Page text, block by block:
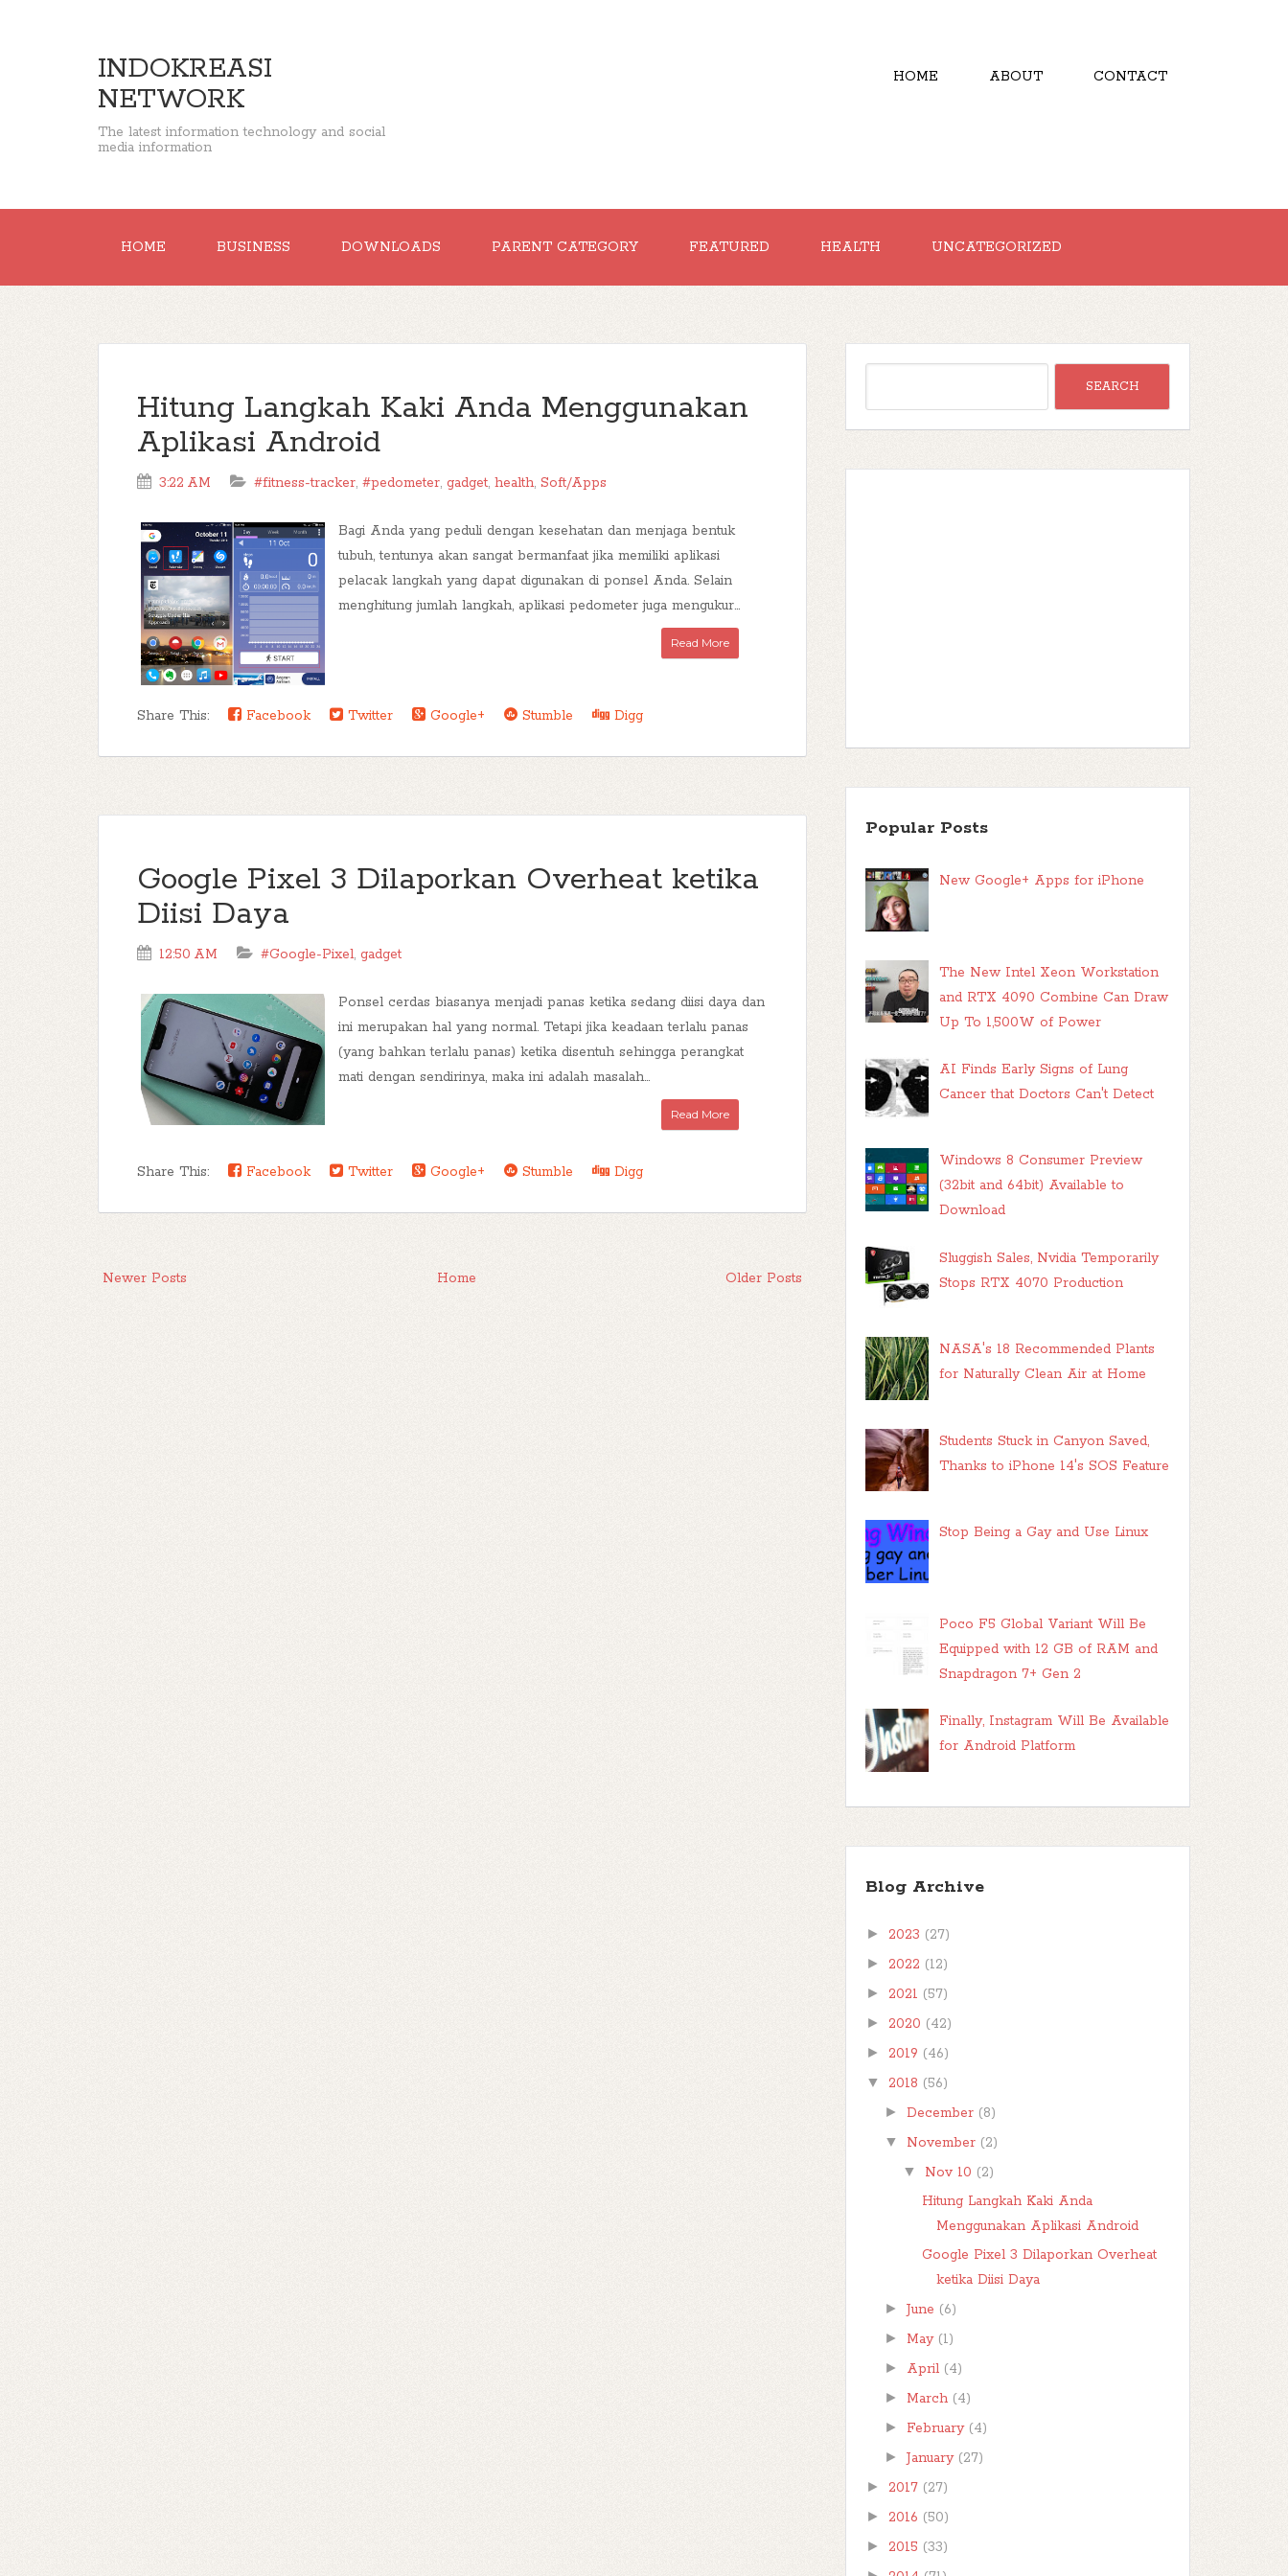
INDOKREASI
NETWORK
The latest information technology and social
media information
HOME ABOUT CONTACT
HOME BUSINESS DOWNLOADS PARENT CATEGORY FEATURED HEALTH UNCATEGORIZED
Hitung Langkah Kaki Anda Menggunakan
Aplikasi Android
3:22 AM #fitness-tracker, #pedometer, gadget, health, Soft/Apps
Bagi Anda yang peduli dengan kesehatan dan menjaga bentuk
tubuh, tentunya akan sangat bermanfaat jika memiliki aplikasi
pelacak langkah yang dapat digunakan di ponsel Anda. Selain
menghitung jumlah langkah, aplikasi pedometer juga mengukur...
Read More
Share This: Facebook Twitter Google+ Stumble Digg
Google Pixel 3 Dilaporkan Overheat ketika
Diisi Daya
12:50 AM #Google-Pixel, gadget
Ponsel cerdas biasanya menjadi panas ketika sedang diisi daya dan
ini merupakan hal yang normal. Tetapi jika keadaan terlalu panas
(yang bahkan terlalu panas) ketika disentuh sehingga perangkat
mati dengan sendirinya, maka ini adalah masalah...
Read More
Share This: Facebook Twitter Google+ Stumble Digg
Newer Posts Older Posts
Home
Popular Posts
New Google+ Apps for iPhone
The New Intel Xeon Workstation
and RTX 4090 Combine Can Draw
Up To 1,500W of Power
AI Finds Early Signs of Lung
Cancer that Doctors Can't Detect
Windows 8 Consumer Preview
(32bit and 64bit) Available to
Download
Sluggish Sales, Nvidia Temporarily
Stops RTX 4070 Production
NASA's 18 Recommended Plants
for Naturally Clean Air at Home
Students Stuck in Canyon Saved,
Thanks to iPhone 14's SOS Feature
Stop Being a Gay and Use Linux
Poco F5 Global Variant Will Be
Equipped with 12 GB of RAM and
Snapdragon 7+ Gen 2
Finally, Instagram Will Be Available
for Android Platform
Blog Archive
► 2023 (27)
► 2022 (12)
► 2021 (57)
► 2020 (42)
► 2019 (46)
▼ 2018 (56)
►December (8)
▼ November (2)
▼ Nov 10 (2)
Hitung Langkah Kaki Anda
Menggunakan Aplikasi Android
Google Pixel 3 Dilaporkan Overheat
ketika Diisi Daya
►June (6)
► May (1)
► April (4)
► March (4)
► February (4)
►January (27)
► 2017 (27)
► 2016 (50)
► 2015 (33)